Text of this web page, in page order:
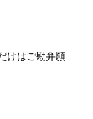
けはご勘弁願